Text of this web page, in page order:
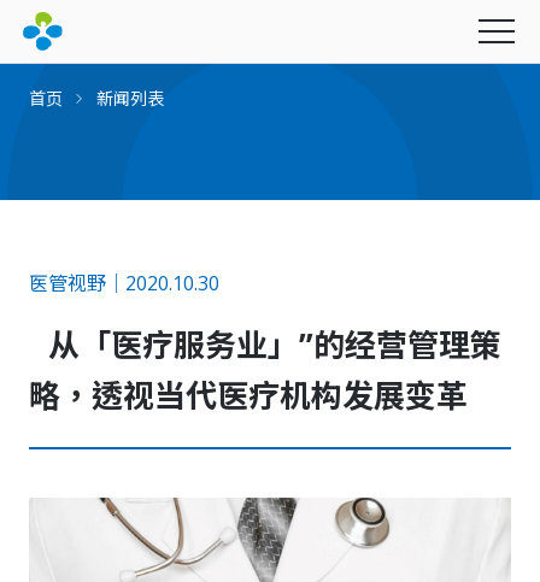
永续经营
产品与服务
联新影音
创办人的话
社会公益
财团法人联新文教基金会
幸福企业
招募资讯
首页 新闻列表
医管视野｜2020.10.30
从「医疗服务业」”的经营管理策
略，透视当代医疗机构发展变革